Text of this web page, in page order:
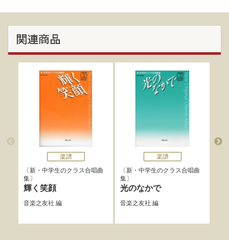
関連商品
楽譜
新・中学生のクラス合唱曲
集
輝く笑顔
音楽之友社 編
楽譜
新・中学生のクラス合唱曲
集
光のなかで
音楽之友社 編